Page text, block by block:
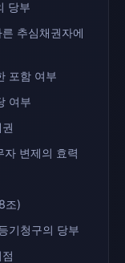
당부
추심채권자에
포함 여부
여부
변제의 효력
조)
기청구의 당부